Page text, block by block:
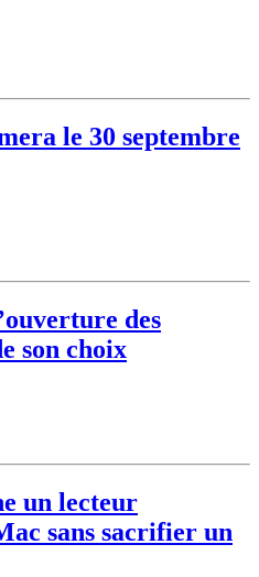
le 30 septembre
des
son choix
un lecteur
sans sacrifier un